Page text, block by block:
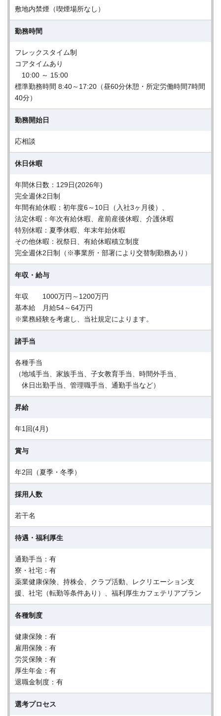
敷地内禁煙（喫煙場所なし）
勤務時間
フレックスタイム制
コアタイムあり
10:00 ～ 15:00
標準勤務時間 8:40～17:20（昼60分休憩・所定労働時間7時間
40分）
勤務開始日
応相談
休日休暇
年間休日数：129日(2026年)
完全週休2日制
年間有給休暇：初年度6～10日（入社3ヶ月後）、
法定休暇：年次有給休暇、産前産後休暇、介護休暇
特別休暇：夏季休暇、年末年始休暇
その他休暇：祝祭日、有給休暇積立制度
完全週休2日制（※事業所・部署により交替制勤務あり）
年収・給与
年収 1000万円～1200万円
基本給 月給54～64万円
※業務経験を考慮し、当社規定によります。
諸手当
各種手当
（地域手当、家族手当、子女教育手当、時間外手当、
休日出勤手当、管理職手当、通勤手当など）
昇給
年1回(4月)
賞与
年2回（夏季・冬季）
採用人数
若干名
待遇・福利厚生
通勤手当：有
寮・社宅：有
薬業健康保険、持株会、クラブ活動、レクリエーション支
援、社宅（転勤等条件あり）、福利厚生カフェテリアプラン
各種制度
健康保険：有
雇用保険：有
労災保険：有
厚生年金：有
退職金制度：有
選考プロセス